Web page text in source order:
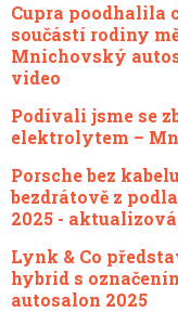
Cupra poodhalila
součástí rodiny
Mnichovský
video
Podívali jsme se
elektrolytem –
Porsche bez
bezdrátově z
2025 -
Lynk & Co
hybrid s
autosalon 2025